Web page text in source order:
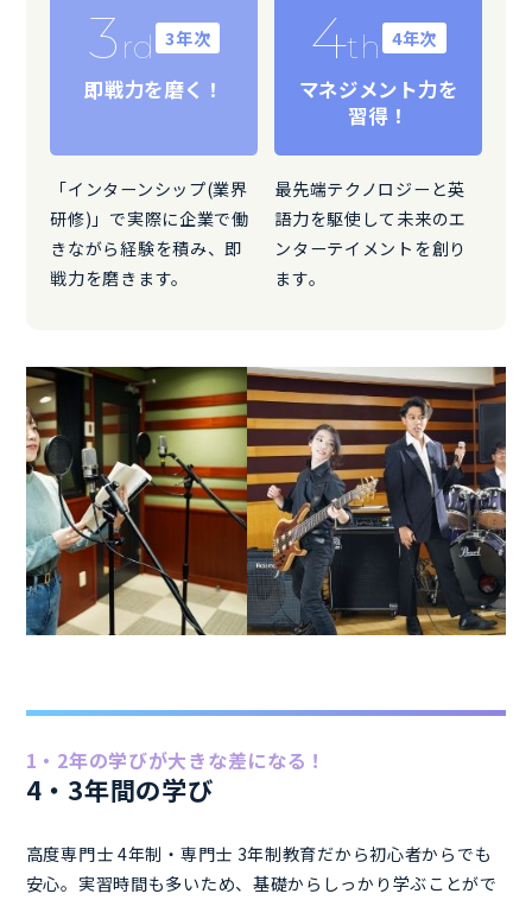
3 rd 3年次
即戦力を磨く！
「インターンシップ(業界
研修)」で実際に企業で働
きながら経験を積み、即
戦力を磨きます。
4th 4年次
マネジメント力を
習得！
最先端テクノロジーと英
語力を駆使して未来のエ
ンターテイメントを創り
ます。
1・2年の学びが大きな差になる！
4・3年間の学び
高度専門士 4年制・専門士 3年制教育だから初心者からでも
安心。実習時間も多いため、基礎からしっかり学ぶことがで